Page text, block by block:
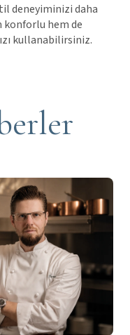
deneyiminizi daha
konforlu hem de
kullanabilirsiniz.